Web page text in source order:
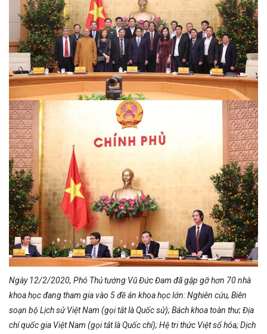
Ngày 12/2/2020, Phó Thủ tướng Vũ Đức Đam đã gặp gỡ hơn 70 nhà
khoa học đang tham gia vào 5 đề án khoa học lớn: Nghiên cứu, Biên
soạn bộ Lịch sử Việt Nam (gọi tắt là Quốc sử); Bách khoa toàn thư; Địa
chí quốc gia Việt Nam (gọi tắt là Quốc chí); Hệ tri thức Việt số hóa; Dịch